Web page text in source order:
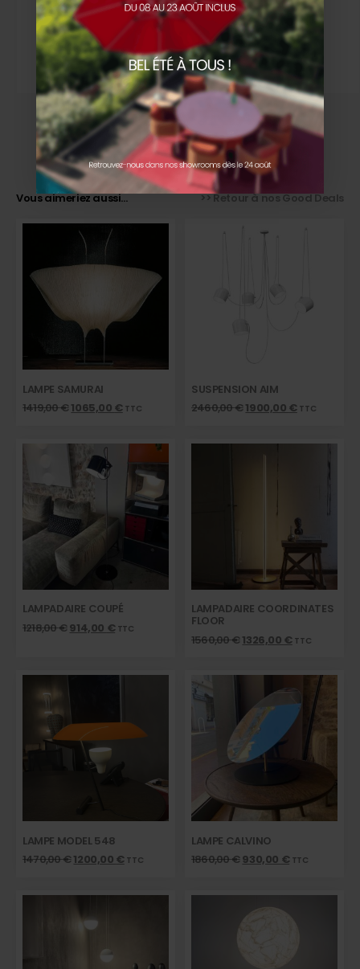
élégants, pensées pour un usage quotidien mais avec un
impact visuel remarquable.
À découvrir à notre showroom deMarseille – 146 rue
Paradis.
Vous aimeriez aussi... >> Retour à nos Good Deals
LAMPE SAMURAI
1419,00€1065,00 € TTC
SUSPENSION AIM
2460,00€1900,00 € TTC
LAMPADAIRE COUPÉ
1218,00€914,00 € TTC
LAMPADAIRE COORDINATES
FLOOR
1560,00€1326,00 € TTC
LAMPE MODEL 548
1470,00€1200,00 € TTC
LAMPE CALVINO
1860,00€930,00 € TTC